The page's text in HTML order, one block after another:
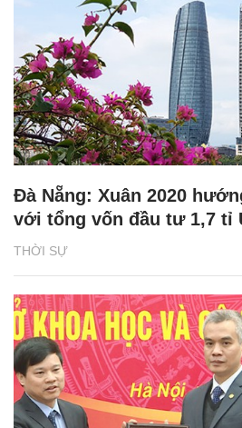
THỜI SỰ
Đà Nẵng: Xuân 2020
với tổng vốn đầu tư 1,7 tỉ